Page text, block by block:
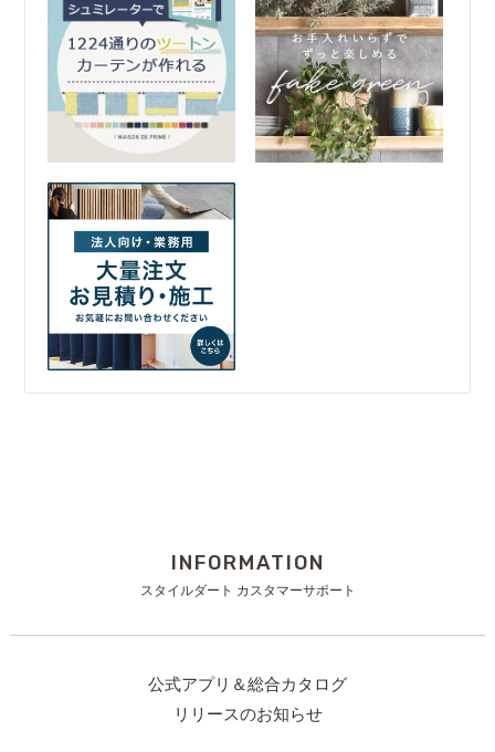
INFORMATION
スタイルダート カスタマーサポート
公式アプリ＆総合カタログ
リリースのお知らせ